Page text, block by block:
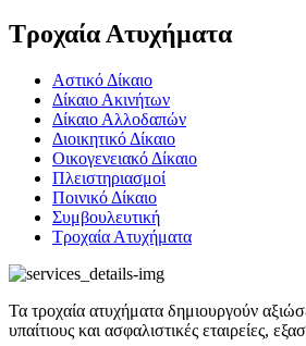
Τροχαία Ατυχήματα
Αστικό Δίκαιο
Δίκαιο Ακινήτων
Δίκαιο Αλλοδαπών
Διοικητικό Δίκαιο
Οικογενειακό Δίκαιο
Πλειστηριασμοί
Ποινικό Δίκαιο
Συμβουλευτική
Τροχαία Ατυχήματα
Τα τροχαία ατυχήματα δημιουργούν
υπαίτιους και ασφαλιστικές εταιρείες,